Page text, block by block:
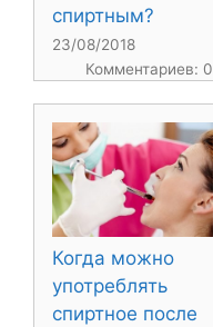
спиртным?
23/08/2018
Комментариев: 0
Когда можно
употреблять
спиртное после